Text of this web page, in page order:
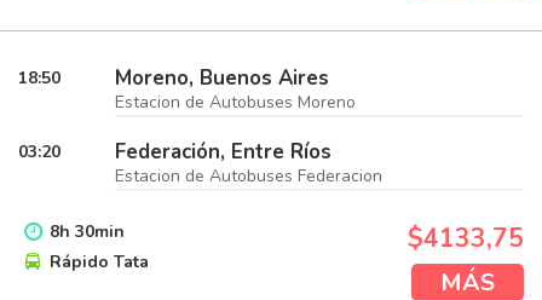
18:50 Moreno, Buenos Aires
Estacion de Autobuses Moreno
03:20 Federación, Entre Ríos
Estacion de Autobuses Federacion
8h 30min
Rápido Tata
$4133,75
MÁS